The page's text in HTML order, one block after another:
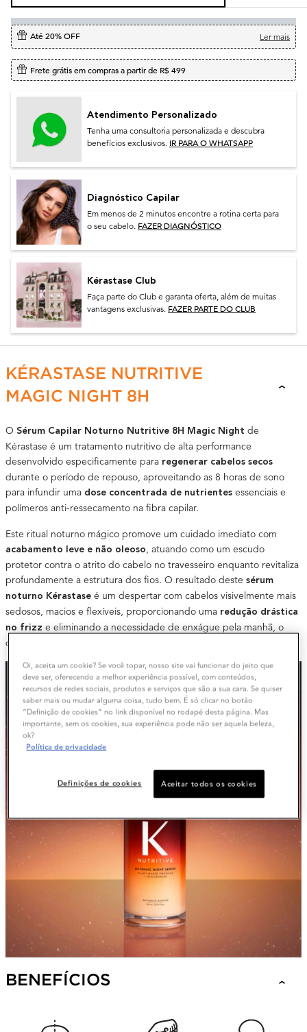
Até 20% OFF Ler mais
Frete grátis em compras a partir de R$ 499
Atendimento Personalizado
Tenha uma consultoria personalizada e descubra
benefícios exclusivos. IR PARA O WHATSAPP
Diagnóstico Capilar
Em menos de 2 minutos encontre a rotina certa para
o seu cabelo. FAZER DIAGNÓSTICO
Kérastase Club
Faça parte do Club e garanta oferta, além de muitas
vantagens exclusivas. FAZER PARTE DO CLUB
KÉRASTASE NUTRITIVE
MAGIC NIGHT 8H
O Sérum Capilar Noturno Nutritive 8H Magic Night de
Kérastase é um tratamento nutritivo de alta performance
desenvolvido especificamente para regenerar cabelos secos
durante o período de repouso, aproveitando as 8 horas de sono
para infundir uma dose concentrada de nutrientes essenciais e
polímeros anti-ressecamento na fibra capilar.
Este ritual noturno mágico promove um cuidado imediato com
acabamento leve e não oleoso, atuando como um escudo
protetor contra o atrito do cabelo no travesseiro enquanto revitaliza
profundamente a estrutura dos fios. O resultado deste sérum
noturno Kérastase é um despertar com cabelos visivelmente mais
sedosos, macios e flexíveis, proporcionando uma redução drástica
no frizz e eliminando a necessidade de enxágue pela manhã, o
que facilita a estilização diária e revela um brilho incomparável.
BENEFÍCIOS
Oi, aceita um cookie? Se você topar, nosso site vai funcionar do jeito que
deve ser, oferecendo a melhor experiência possível, com conteúdos,
recursos de redes sociais, produtos e serviços que são a sua cara. Se quiser
saber mais ou mudar alguma coisa, tudo bem. É só clicar no botão
“Definição de cookies” no link disponível no rodapé desta página. Mas
importante, sem os cookies, sua experiência pode não ser aquela beleza,
ok?
Política de privacidade
Definições de cookies Aceitar todos os cookies